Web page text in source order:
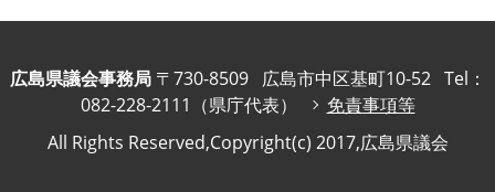
広島県議会事務局 〒730-8509 広島市中区基町10-52 Tel：
082-228-2111（県庁代表）
免責事項等
All Rights Reserved,Copyright(c) 2017,広島県議会